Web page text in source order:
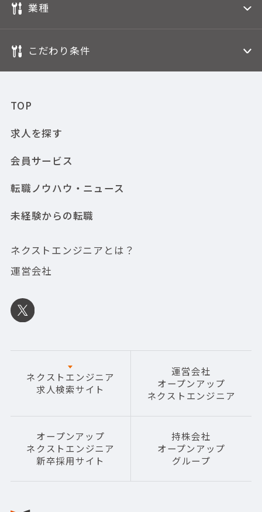
業種
こだわり条件
TOP
求人を探す
会員サービス
転職ノウハウ・ニュース
未経験からの転職
ネクストエンジニアとは？
運営会社
ネクストエンジニア
求人検索サイト
運営会社
オープンアップ
ネクストエンジニア
オープンアップ
ネクストエンジニア
新卒採用サイト
持株会社
オープンアップ
グループ